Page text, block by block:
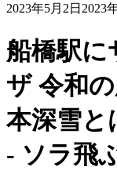
2023年5月2日 2023
船橋駅に
ザ 令和
本深雪と
- ソラ飛